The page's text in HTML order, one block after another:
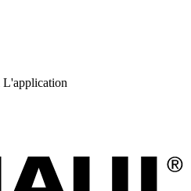
L'application